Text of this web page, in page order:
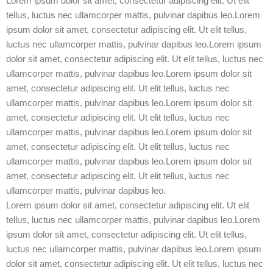
tellus, luctus nec ullamcorper mattis, pulvinar dapibus leo.Lorem
ipsum dolor sit amet, consectetur adipiscing elit. Ut elit tellus,
luctus nec ullamcorper mattis, pulvinar dapibus leo.Lorem ipsum
dolor sit amet, consectetur adipiscing elit. Ut elit tellus, luctus nec
ullamcorper mattis, pulvinar dapibus leo.Lorem ipsum dolor sit
amet, consectetur adipiscing elit. Ut elit tellus, luctus nec
ullamcorper mattis, pulvinar dapibus leo.Lorem ipsum dolor sit
amet, consectetur adipiscing elit. Ut elit tellus, luctus nec
ullamcorper mattis, pulvinar dapibus leo.Lorem ipsum dolor sit
amet, consectetur adipiscing elit. Ut elit tellus, luctus nec
ullamcorper mattis, pulvinar dapibus leo.Lorem ipsum dolor sit
amet, consectetur adipiscing elit. Ut elit tellus, luctus nec
ullamcorper mattis, pulvinar dapibus leo.
Lorem ipsum dolor sit amet, consectetur adipiscing elit. Ut elit
tellus, luctus nec ullamcorper mattis, pulvinar dapibus leo.Lorem
ipsum dolor sit amet, consectetur adipiscing elit. Ut elit tellus,
luctus nec ullamcorper mattis, pulvinar dapibus leo.Lorem ipsum
dolor sit amet, consectetur adipiscing elit. Ut elit tellus, luctus nec